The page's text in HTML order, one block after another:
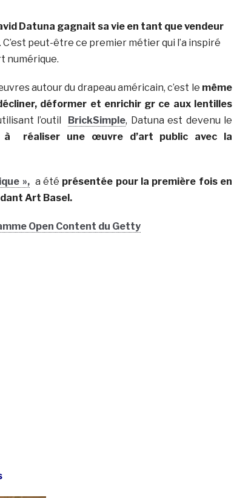
Datuna gagnait sa vie en tant que vendeur
C’est peut-être ce premier métier qui l’a inspiré
numérique.
autour du drapeau américain, c’est le même
déformer et enrichir gr ce aux lentilles
l’outil BrickSimple, Datuna est devenu le
à réaliser une œuvre d’art public avec la
»,a été présentée pour la première fois en
Art Basel.
Open Content du Getty